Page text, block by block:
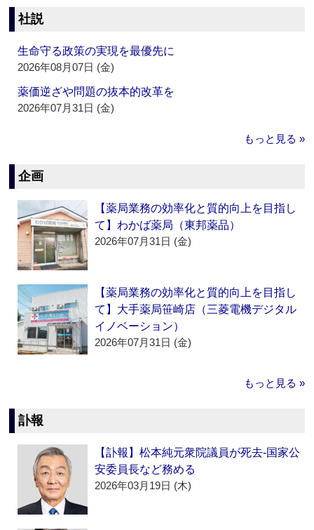
社説
生命守る政策の実現を最優先に
2026年08月07日 (金)
薬価逆ざや問題の抜本的改革を
2026年07月31日 (金)
もっと見る »
企画
【薬局業務の効率化と質的向上を目指し
て】わかば薬局（東邦薬品）
2026年07月31日 (金)
【薬局業務の効率化と質的向上を目指し
て】大手薬局笹崎店（三菱電機デジタル
イノベーション）
2026年07月31日 (金)
もっと見る »
訃報
【訃報】松本純元衆院議員が死去‐国家公
安委員長など務める
2026年03月19日 (木)